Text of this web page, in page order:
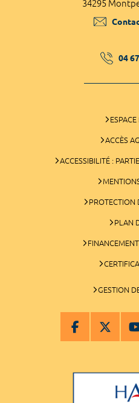
34295
04
ESPACE
ACCÈS
ACCESSIBILITÉ :
PROTECTION
PLAN
GESTION